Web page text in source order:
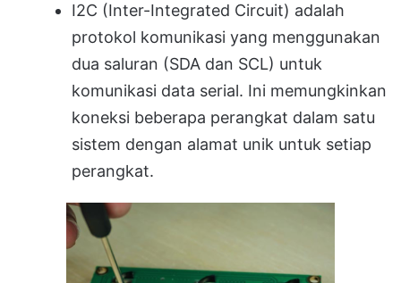
I2C (Inter-Integrated Circuit) adalah
protokol komunikasi yang menggunakan
dua saluran (SDA dan SCL) untuk
komunikasi data serial. Ini memungkinkan
koneksi beberapa perangkat dalam satu
sistem dengan alamat unik untuk setiap
perangkat.